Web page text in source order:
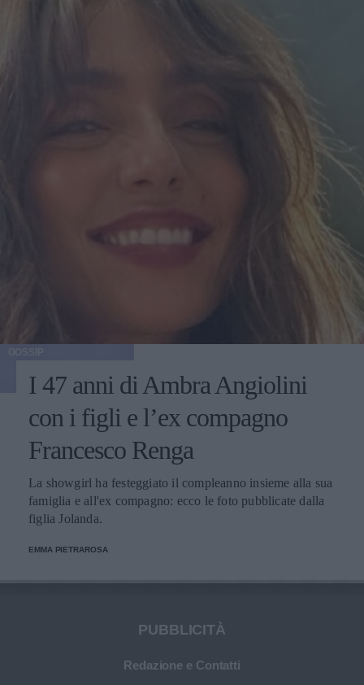
I 47 anni di Ambra Angiolini
con i figli e l’ex compagno
Francesco Renga
La showgirl ha festeggiato il compleanno insieme alla sua
famiglia e all'ex compagno: ecco le foto pubblicate dalla
figlia Jolanda.
EMMA PIETRAROSA
PUBBLICITÀ
Redazione e Contatti